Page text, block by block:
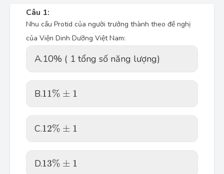
Câu 1:
Nhu cầu Protid của người trưởng thành theo đề nghị
của Viện Dinh Dưỡng Việt Nam:
A.10% ( 1 tổng số năng lượng)
B.11% ± 1
11% ± 1
C.12% ± 1
12% ± 1
D.13% ± 1
13% ± 1